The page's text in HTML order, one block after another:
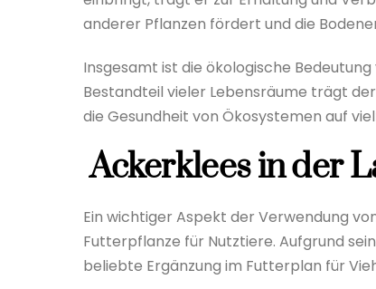
anderer Pflanzen fördert und die
Insgesamt ist die ökologische
Bestandteil vieler Lebensräume trägt
die Gesundheit von Ökosystemen auf
Ackerklees in der
Ein wichtiger Aspekt der Verwendung
Futterpflanze für Nutztiere. Aufgrund
beliebte Ergänzung im Futterplan für